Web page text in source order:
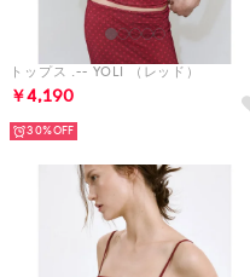
トップス .-- YOLI （レッド）
￥4,190
30%